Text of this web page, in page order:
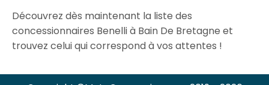
Découvrez dès maintenant la liste des
concessionnaires Benelli à Bain De Bretagne et
trouvez celui qui correspond à vos attentes !